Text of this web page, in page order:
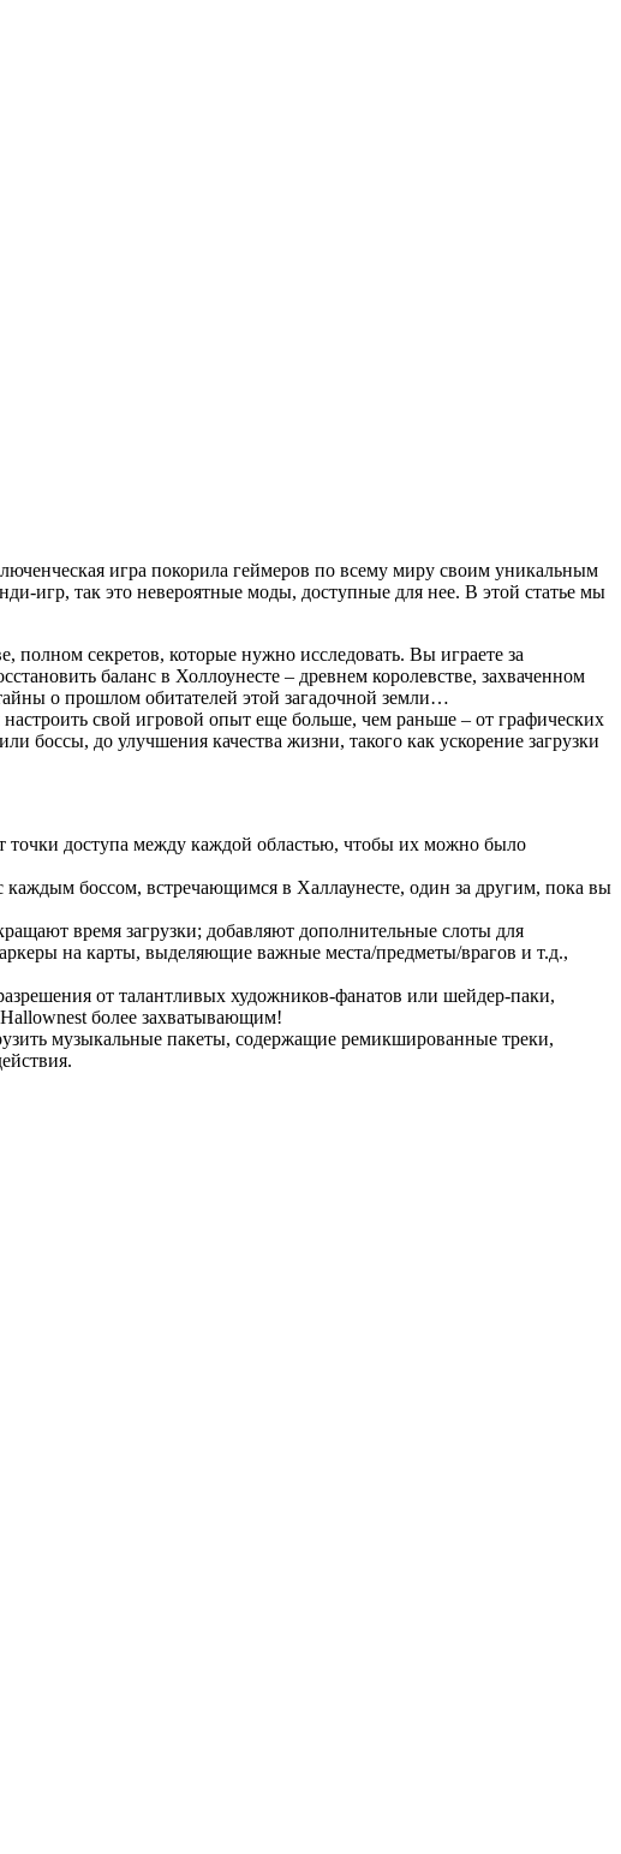
игра покорила геймеров по всему миру своим уникальным
игр, так это невероятные моды, доступные для нее. В этой статье мы
полном секретов, которые нужно исследовать. Вы играете за
баланс в Холлоунесте – древнем королевстве, захваченном
о прошлом обитателей этой загадочной земли…
свой игровой опыт еще больше, чем раньше – от графических
боссы, до улучшения качества жизни, такого как ускорение загрузки
точки доступа между каждой областью, чтобы их можно было
боссом, встречающимся в Халлаунесте, один за другим, пока вы
время загрузки; добавляют дополнительные слоты для
на карты, выделяющие важные места/предметы/врагов и т.д.,
от талантливых художников-фанатов или шейдер-паки,
более захватывающим!
музыкальные пакеты, содержащие ремикшированные треки,